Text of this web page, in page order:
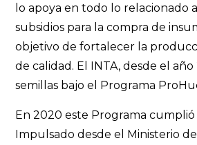
lo apoya en todo lo relacionado
subsidios para la compra de
objetivo de fortalecer la
de calidad. El INTA, desde el
semillas bajo el Programa
En 2020 este Programa cumplió
Impulsado desde el Ministerio